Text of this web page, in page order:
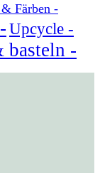
Färben -
Upcycle -
basteln -